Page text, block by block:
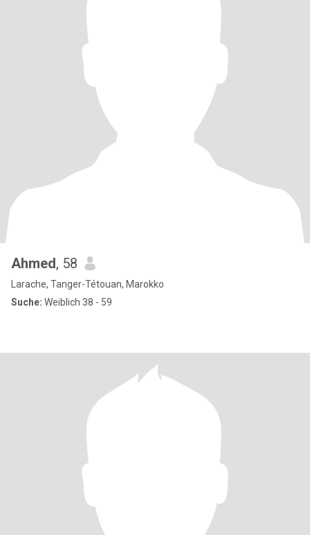
Ahmed, 58
Larache, Tanger-Tétouan, Marokko
Suche: Weiblich 38 - 59